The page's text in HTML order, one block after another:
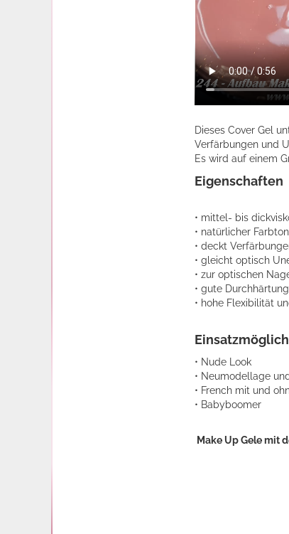
Dieses Cover Gel
Verfärbungen und
Es wird auf einem
Eigenschaften
• mittel- bis
• natürlicher Farbton
• deckt
• gleicht optisch
• zur optischen
• gute
• hohe Flexibilität
• Nude Look
• Neumodellage
• French mit und
• Babyboomer
Make Up Gele mit